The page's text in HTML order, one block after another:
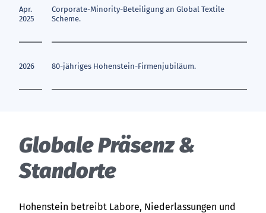
Apr.
2025
Corporate-Minority-Beteiligung an Global Textile
Scheme.
2026 80-jähriges Hohenstein-Firmenjubiläum.
Glo­ba­le Prä­senz &
Stand­or­te
Hohenstein betreibt Labore, Niederlassungen und